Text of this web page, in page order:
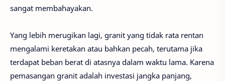
sangat membahayakan.
Yang lebih merugikan lagi, granit yang tidak rata rentan
mengalami keretakan atau bahkan pecah, terutama jika
terdapat beban berat di atasnya dalam waktu lama. Karena
pemasangan granit adalah investasi jangka panjang,